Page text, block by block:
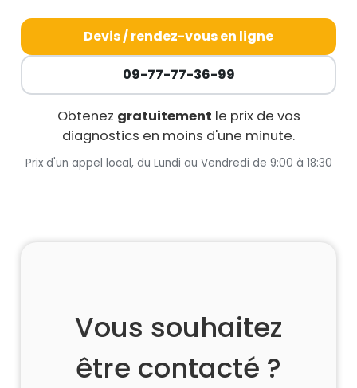
Devis / rendez-vous en ligne
09-77-77-36-99
Obtenez gratuitement le prix de vos
diagnostics en moins d'une minute.
Prix d'un appel local, du Lundi au Vendredi de 9:00 à 18:30
Vous souhaitez
être contacté ?